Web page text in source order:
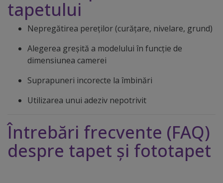
tapetului
Nepregătirea pereților (curățare, nivelare, grund)
Alegerea greșită a modelului în funcție de
dimensiunea camerei
Suprapuneri incorecte la îmbinări
Utilizarea unui adeziv nepotrivit
Întrebări frecvente (FAQ)
despre tapet și fototapet